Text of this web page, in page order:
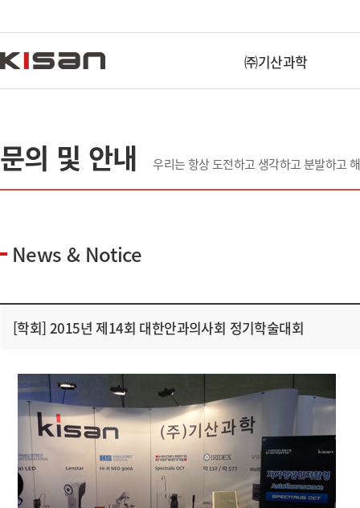
㈜기산과학
문의 및 안내 우리는 항상 도전하고 생각하고 분발하고
News & Notice
[학회] 2015년 제14회 대한안과의사회 정기학술대회